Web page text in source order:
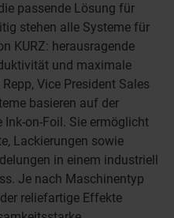
passende Lösung für
stehen alle Systeme für
KURZ: herausragende
und maximale
Vice President Sales
basieren auf der
Ink-on-Foil. Sie ermöglicht
Lackierungen sowie
in einem industriell
Je nach Maschinentyp
reliefartige Effekte